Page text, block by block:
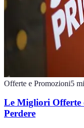
Offerte e Promozioni5
Le Migliori Offerte
Perdere